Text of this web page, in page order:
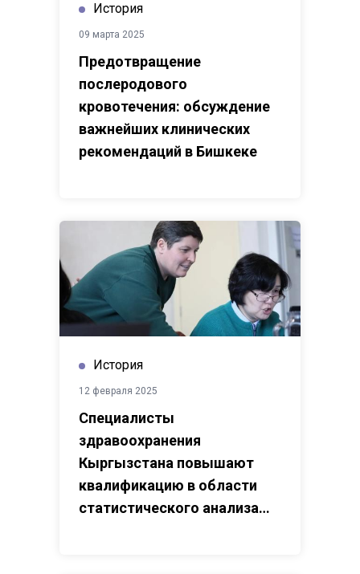
История
09 марта 2025
Предотвращение
послеродового
кровотечения: обсуждение
важнейших клинических
рекомендаций в Бишкеке
История
12 февраля 2025
Специалисты
здравоохранения
Кыргызстана повышают
квалификацию в области
статистического анализа